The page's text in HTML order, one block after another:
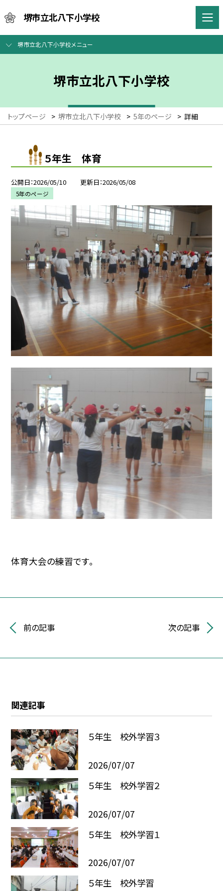
堺市立北八下小学校
堺市立北八下小学校メニュー
堺市立北八下小学校
トップページ > 堺市立北八下小学校 > 5年のページ > 詳細
５年生 体育
公開日 2026/05/10 更新日 2026/05/08
5年のページ
体育大会の練習です。
前の記事 次の記事
関連記事
５年生 校外学習３
2026/07/07
５年生 校外学習２
2026/07/07
５年生 校外学習１
2026/07/07
５年生 校外学習